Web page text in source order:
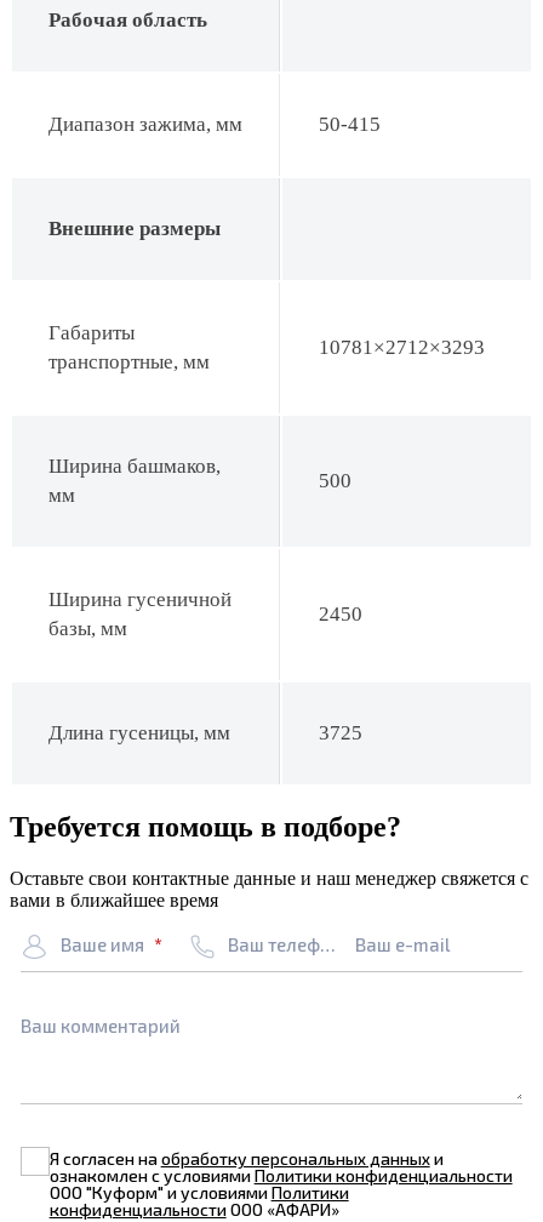
Рабочая область
Диапазон зажима, мм 50-415
Внешние размеры
Габариты
транспортные, мм
10781×2712×3293
Ширина башмаков,
мм
500
Ширина гусеничной
базы, мм
2450
Длина гусеницы, мм 3725
Требуется помощь в подборе?
Оставьте свои контактные данные и наш менеджер свяжется с
вами в ближайшее время
Ваше имя Ваш телефон Ваш e-mail
Ваш комментарий
Я согласен наобработку персональных данныхи
ознакомлен с условиямиПолитики конфиденциальности
ООО "Куформ" и условиямиПолитики
конфиденциальностиООО «АФАРИ»